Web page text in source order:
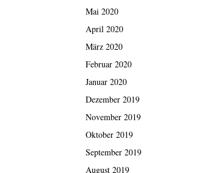
Mai 2020
April 2020
März 2020
Februar 2020
Januar 2020
Dezember 2019
November 2019
Oktober 2019
September 2019
August 2019